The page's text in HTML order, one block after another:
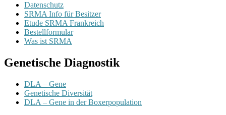
Datenschutz
SRMA Info für Besitzer
Etude SRMA Frankreich
Bestellformular
Was ist SRMA
Genetische Diagnostik
DLA – Gene
Genetische Diversität
DLA – Gene in der Boxerpopulation